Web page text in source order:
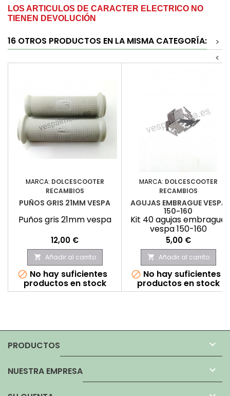
LOS ARTICULOS DE CARACTER ELECTRICO NO
TIENEN DEVOLUCIÓN
16 OTROS PRODUCTOS EN LA MISMA CATEGORÍA:
>
<
MARCA: DOLCESCOOTER
RECAMBIOS
PUÑOS GRIS 21MM VESPA
Puños gris 21mm vespa
Precio
12,00 €
 Añadir al carrito
 No hay suficientes
productos en stock
MARCA: DOLCESCOOTER
RECAMBIOS
AGUJAS EMBRAGUE VESPA
150-160
Kit 40 agujas embrague
vespa 150-160
Precio
5,00 €
 Añadir al carrito
 No hay suficientes
productos en stock
PRODUCTOS 
NUESTRA EMPRESA 